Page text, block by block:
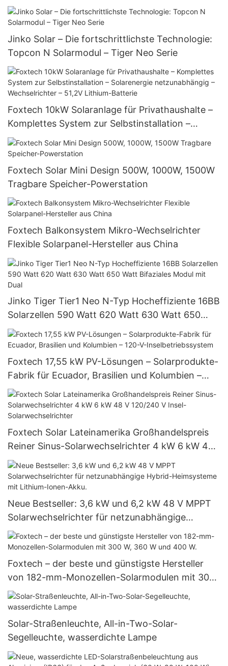
Solar
Jinko Solar – Die fortschrittlichste Technologie:
Topcon N Solarmodul – Tiger Neo Serie
Foxtech 10kW Solaranlage für Privathaushalte –
Komplettes System zur Selbstinstallation –
Solarenergie netzunabhängig – Wechselrichter –
51,2V Lithium-Batterie
Foxtech Solar Mini Design 500W, 1000W, 1500W
Tragbare Speicher-Powerstation
Foxtech Balkonsystem Mikro-Wechselrichter
Flexible Solarpanel-Hersteller aus China
Jinko Tiger Tier1 Neo N-Typ Hocheffiziente 16BB
Solarzellen 590 Watt 620 Watt 630 Watt 650
Watt Bifaziales Modul mit Dual
Foxtech 17,55 kW PV-Lösungen – Solarprodukte-
Fabrik für Ecuador, Brasilien und Kolumbien –
120-V-Inselbetriebssystem
Foxtech Solar Lateinamerika Großhandelspreis
Reiner Sinus-Solarwechselrichter 4 kW 6 kW 48
V 120/240 V Insel-Solarwechselrichter
Neue Bestseller: 3,6 kW und 6,2 kW 48 V MPPT
Solarwechselrichter für netzunabhängige
Hybrid-Heimsysteme mit Lithium-Ionen-Akku.
Foxtech – der beste und günstigste Hersteller
von 182-mm-Monozellen-Solarmodulen mit 300
W, 360 W und 400 W.
Solar-Straßenleuchte, All-in-Two-Solar-
Segelleuchte, wasserdichte Lampe